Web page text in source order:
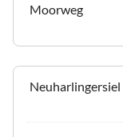
Moorweg
Neuharlingersiel